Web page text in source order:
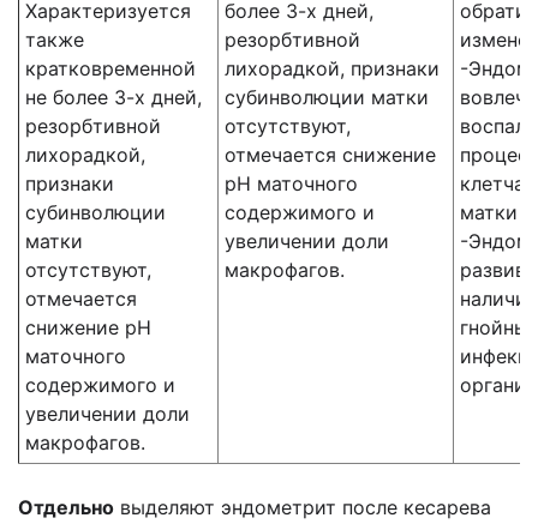
Характеризуется
также
кратковременной
не более 3-х дней,
резорбтивной
лихорадкой,
признаки
субинволюции
матки
отсутствуют,
отмечается
снижение рН
маточного
содержимого и
увеличении доли
макрофагов.
более 3-х дней,
резорбтивной
лихорадкой, признаки
субинволюции матки
отсутствуют,
отмечается снижение
рН маточного
содержимого и
увеличении доли
макрофагов.
-
матки
-
Отдельно выделяют эндометрит после кесарева